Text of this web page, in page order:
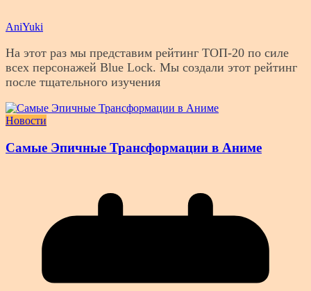
AniYuki
На этот раз мы представим рейтинг ТОП-20 по силе
всех персонажей Blue Lock. Мы создали этот рейтинг
после тщательного изучения
Новости
Самые Эпичные Трансформации в Аниме